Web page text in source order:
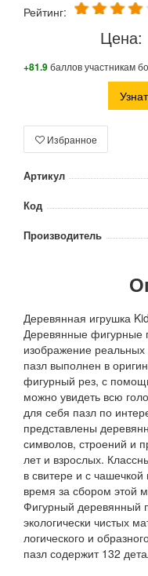
Рейтинг:
Цена:
+81.9баллов участникам
Избранное
Артикул
Код
Производитель
Деревянная игрушка
Деревянные фигурные
изображение
пазл выполнен в
фигурный рез, с
можно увидеть всю
для себя пазл по
представлены
символов, строений и
лет и взрослых.
в свитере и с
время за сбором этой
Фигурный деревянный
экологически чистых
логического и
пазл содержит 132